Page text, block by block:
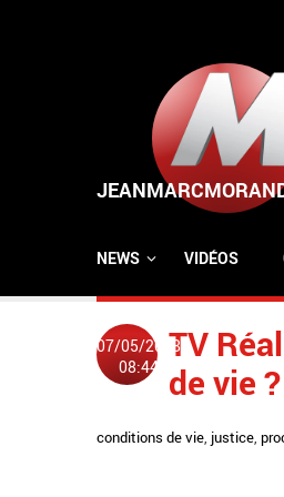
NEWS VIDÉOS
07/05/2008
08:44
TV
de vie ?
conditions de vie, justice,